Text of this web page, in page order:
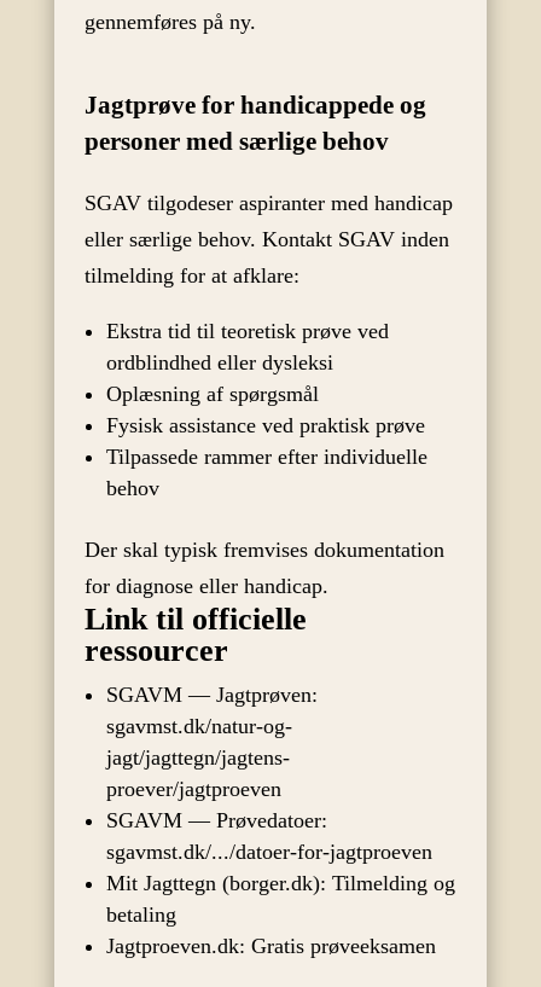
gennemføres på ny.
Jagtprøve for handicappede og
personer med særlige behov
SGAV tilgodeser aspiranter med handicap
eller særlige behov. Kontakt SGAV inden
tilmelding for at afklare:
Ekstra tid til teoretisk prøve ved
ordblindhed eller dysleksi
Oplæsning af spørgsmål
Fysisk assistance ved praktisk prøve
Tilpassede rammer efter individuelle
behov
Der skal typisk fremvises dokumentation
for diagnose eller handicap.
Link til officielle
ressourcer
SGAVM — Jagtprøven:
sgavmst.dk/natur-og-
jagt/jagttegn/jagtens-
proever/jagtproeven
SGAVM — Prøvedatoer:
sgavmst.dk/.../datoer-for-jagtproeven
Mit Jagttegn (borger.dk): Tilmelding og
betaling
Jagtproeven.dk: Gratis prøveeksamen